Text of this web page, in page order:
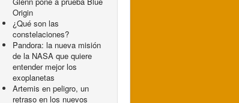
Origin
¿Qué son las
constelaciones?
Pandora: la nueva misión
de la NASA que quiere
entender mejor los
exoplanetas
Artemis en peligro, un
retraso en los nuevos